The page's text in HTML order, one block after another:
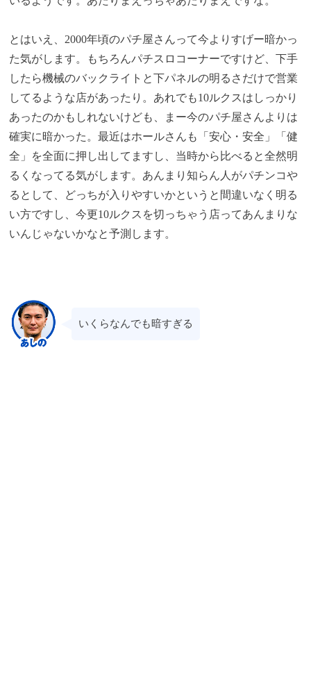
とはいえ、2000年頃のパチ屋さんって今よりすげー暗かっ
た気がします。もちろんパチスロコーナーですけど、下手
したら機械のバックライトと下パネルの明るさだけで営業
してるような店があったり。あれでも10ルクスはしっかり
あったのかもしれないけども、まー今のパチ屋さんよりは
確実に暗かった。最近はホールさんも「安心・安全」「健
全」を全面に押し出してますし、当時から比べると全然明
るくなってる気がします。あんまり知らん人がパチンコや
るとして、どっちが入りやすいかというと間違いなく明る
い方ですし、今更10ルクスを切っちゃう店ってあんまりな
いんじゃないかなと予測します。
いくらなんでも暗すぎる